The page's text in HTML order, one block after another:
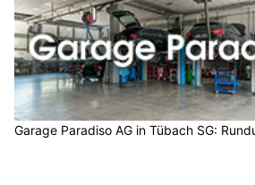
Garage Paradiso AG in Tübach SG: